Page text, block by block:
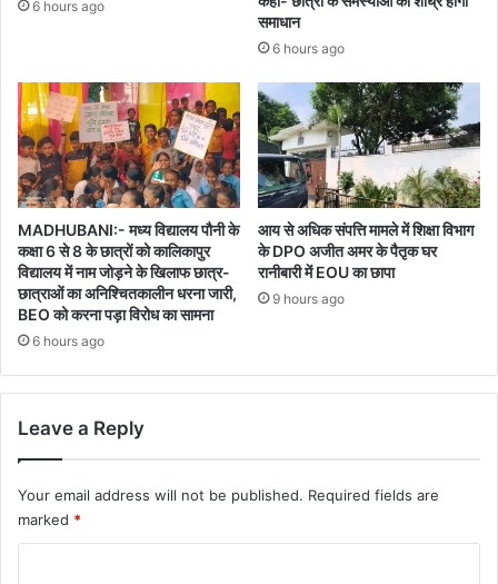
6 hours ago
समाधान
6 hours ago
MADHUBANI:- मध्य विद्यालय पौनी के
कक्षा 6 से 8 के छात्रों को कालिकापुर
विद्यालय में नाम जोड़ने के खिलाफ छात्र-
छात्राओं का अनिश्चितकालीन धरना जारी,
BEO को करना पड़ा विरोध का सामना
6 hours ago
आय से अधिक संपत्ति मामले में शिक्षा विभाग
के DPO अजीत अमर के पैतृक घर
रानीबारी में EOU का छापा
9 hours ago
Leave a Reply
Your email address will not be published. Required fields are
marked *